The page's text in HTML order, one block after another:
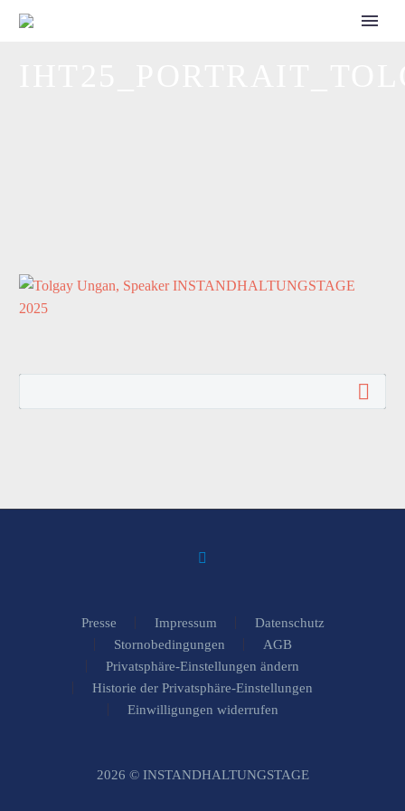
Presse Impressum
Datenschutz
Stornobedingungen
AGB
Privatsphäre-Einstellungen ändern
Historie der Privatsphäre-Einstellungen
Einwilligungen widerrufen
2026 © INSTANDHALTUNGSTAGE